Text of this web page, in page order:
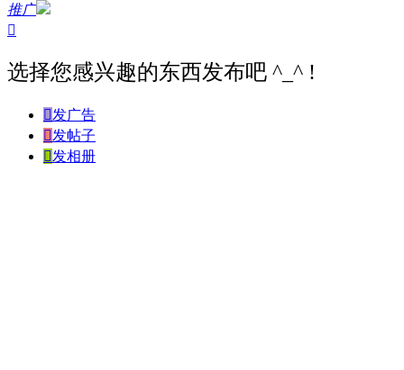
推广

选择您感兴趣的东西发布吧 ^_^ !
发广告
发帖子
发相册